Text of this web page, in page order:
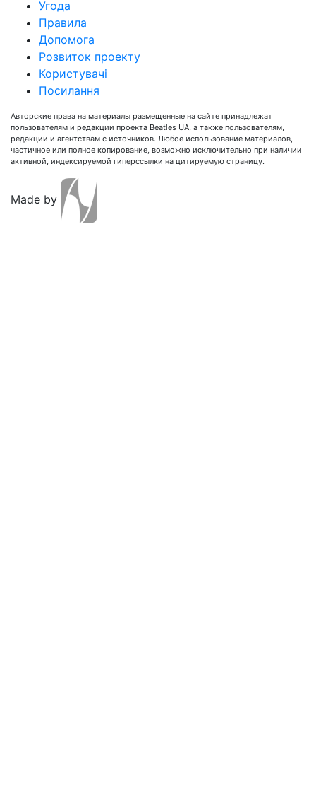
Угода
Правила
Допомога
Розвиток проекту
Користувачі
Посилання
Авторские права на материалы размещенные на сайте принадлежат
пользователям и редакции проекта Beatles UA, а также пользователям,
редакции и агентствам с источников. Любое использование материалов,
частичное или полное копирование, возможно исключительно при наличии
активной, индексируемой гиперссылки на цитируемую страницу.
Made by